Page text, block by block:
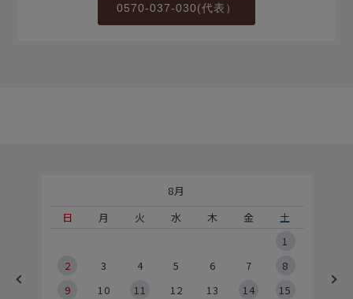
0570-037-030(代表）
8月
日
月 火 水 木 金
土
1
2
3 4 5 6 7
8
9
10 11 12 13 14
15